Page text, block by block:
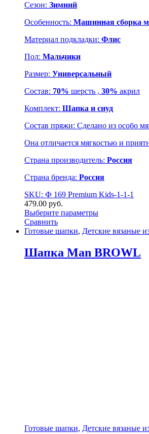
Сезон: Зимний
Особенность: Машинная сборка
Материал подкладки: Флис
Пол: Мальчики
Размер: Универсальный
Состав: 70% шерсть , 30% акрил
Комплект: Шапка и снуд
Состав пряжи: Сделано из особо
Она отличается мягкостью и
Страна производитель: Россия
Страна бренда: Россия
SKU: Ф 169 Premium Kids-1-1-1
479.00 руб.
Выберите параметры
Сравнить
Готовые шапки, Детские вязаные
Шапка Man BROWL
Готовые шапки, Детские вязаные